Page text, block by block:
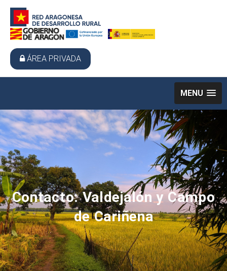
ÁREA PRIVADA
MENU
Contacto: Valdejalón y Campo
de Cariñena